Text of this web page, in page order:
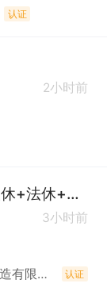
认证
2小时前
电气质检主管（4500-6000）+双休+法休+五险+年终奖
3小时前
（五险双休年终奖）保定鼎纳电气设备制造有限公司 认证